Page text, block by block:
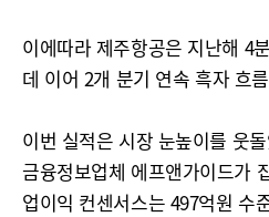
이에따라 제주항공은 지난해 4
데 이어 2개 분기 연속 흑자 흐
이번 실적은 시장 눈높이를 웃
금융정보업체 에프앤가이드가
업이익 컨센서스는 497억원 수